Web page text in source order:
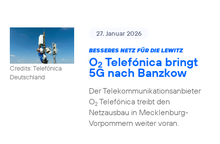
Credits: Telefónica
Deutschland
27. Januar 2026
BESSERES NETZ FÜR DIE LEWITZ
O2 Telefónica bringt
5G nach Banzkow
Der Telekommunikationsanbieter
O2Telefónica treibt den
Netzausbau in Mecklenburg-
Vorpommern weiter voran.